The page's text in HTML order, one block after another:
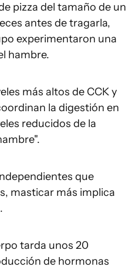
pizza del tamaño de un
antes de tragarla,
experimentaron una
hambre.
más altos de CCK y
la digestión en
reducidos de la
que
masticar más implica
tarda unos 20
de hormonas